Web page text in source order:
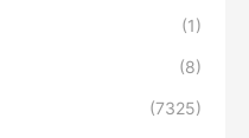
(1)
(8)
(7325)